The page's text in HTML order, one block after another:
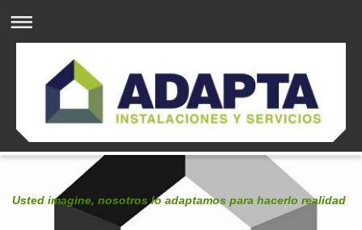
Usted imagine, nosotros lo adaptamos para hacerlo realidad